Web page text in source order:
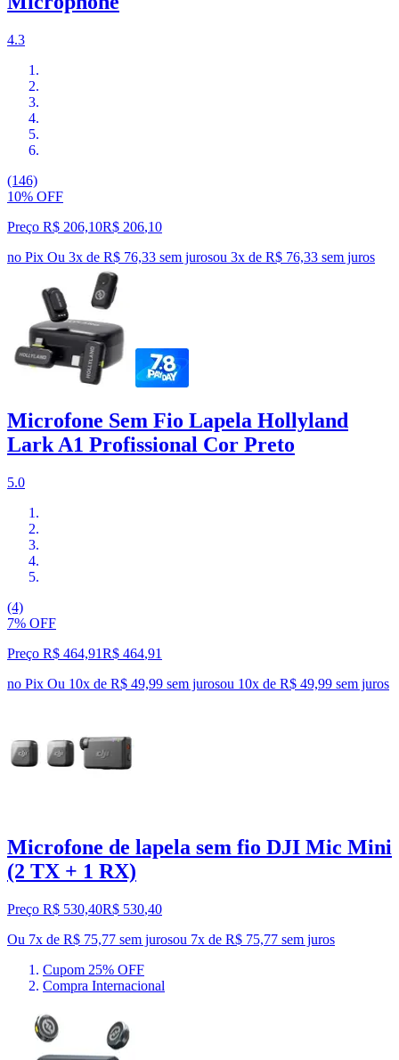
4.3
(146)
10% OFF
Preço R$ 206,10R$ 206,10
no Pix Ou 3x de R$ 76,33 sem jurosou 3x de R$ 76,33 sem juros
Microfone Sem Fio Lapela Hollyland
Lark A1 Profissional Cor Preto
5.0
(4)
7% OFF
Preço R$ 464,91R$ 464,91
no Pix Ou 10x de R$ 49,99 sem jurosou 10x de R$ 49,99 sem juros
Microfone de lapela sem fio DJI Mic Mini
(2 TX + 1 RX)
Preço R$ 530,40R$ 530,40
Ou 7x de R$ 75,77 sem jurosou 7x de R$ 75,77 sem juros
Cupom 25% OFF
Compra Internacional